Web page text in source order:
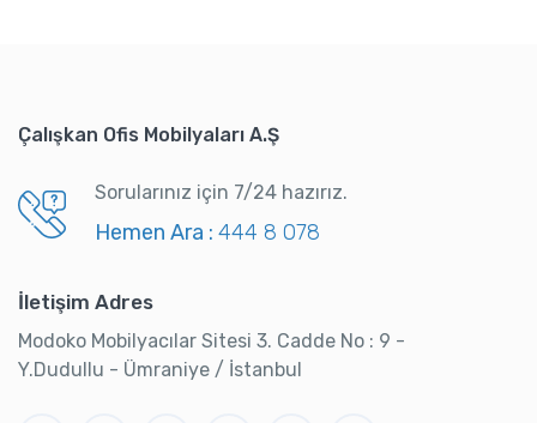
Çalışkan Ofis Mobilyaları A.Ş
Sorularınız için 7/24 hazırız.
Hemen Ara : 444 8 078
İletişim Adres
Modoko Mobilyacılar Sitesi 3. Cadde No : 9 -
Y.Dudullu - Ümraniye / İstanbul